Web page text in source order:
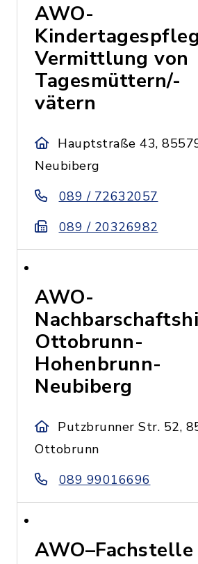
AWO-
Vermittlung von
Tagesmüttern/-
vätern
Hauptstraße 43,
Neubiberg
089 / 72632057
089 / 20326982
AWO-
Ottobrunn-
Hohenbrunn-
Neubiberg
Putzbrunner Str. 52,
Ottobrunn
089 99016696